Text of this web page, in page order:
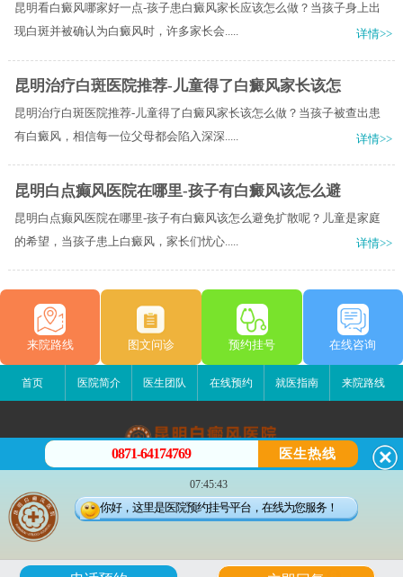
昆明看白癜风哪家好一点-孩子患白癜风家长应该怎么做？当孩子身上出
现白斑并被确认为白癜风时，许多家长会.....
详情>>
昆明治疗白斑医院推荐-儿童得了白癜风家长该怎
昆明治疗白斑医院推荐-儿童得了白癜风家长该怎么做？当孩子被查出患
有白癜风，相信每一位父母都会陷入深深.....
详情>>
昆明白点癫风医院在哪里-孩子有白癜风该怎么避
昆明白点癫风医院在哪里-孩子有白癜风该怎么避免扩散呢？儿童是家庭
的希望，当孩子患上白癜风，家长们忧心.....
详情>>
来院路线 图文问诊 预约挂号 在线咨询
首页 医院简介 医生团队 在线预约 就医指南 来院路线
昆明白癜风医院
昆明市五华区护国路2号
版权所有：昆明白癜风医院
滇公安备 53010202000563号
0871-64174769 医生热线
07:45:43
你好，这里是医院预约挂号平台，在线为您服务！